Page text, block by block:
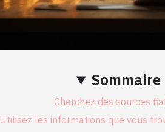
Sommaire
Cherchez des sources
Utilisez les informations que vous